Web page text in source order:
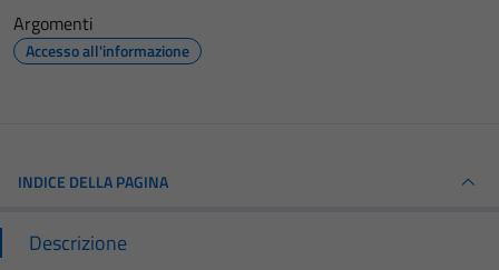
Argomenti
Accesso all'informazione
INDICE DELLA PAGINA
Descrizione